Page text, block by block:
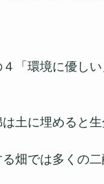
「環境に優しい
土に埋めると生
畑では多くの